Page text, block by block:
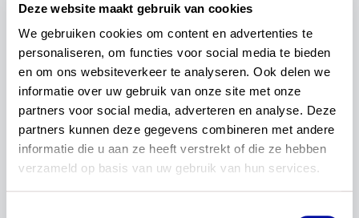
Deze website maakt gebruik van cookies
We gebruiken cookies om content en advertenties te
personaliseren, om functies voor social media te bieden
en om ons websiteverkeer te analyseren. Ook delen we
informatie over uw gebruik van onze site met onze
partners voor social media, adverteren en analyse. Deze
partners kunnen deze gegevens combineren met andere
informatie die u aan ze heeft verstrekt of die ze hebben
verzameld op basis van uw gebruik van hun services.
economische, filosofische, sociaalwetenschappelijke
en levensbeschouwelijke bril naar de wereld.
Lees verder...
10 juli 2024
Blog mens en maatschappij
Redactie